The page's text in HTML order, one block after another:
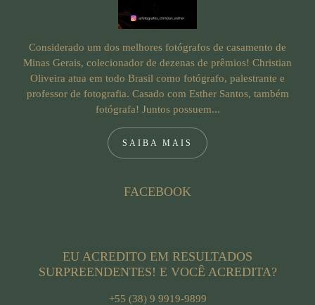
Considerado um dos melhores fotógrafos de casamento de
Minas Gerais, colecionador de dezenas de prêmios! Christian
Oliveira atua em todo Brasil como fotógrafo, palestrante e
professor de fotografia. Casado com Esther Santos, também
fotógrafa! Juntos possuem...
SAIBA MAIS
FACEBOOK
EU ACREDITO EM RESULTADOS
SURPREENDENTES! E VOCÊ ACREDITA?
+55 (38) 9 9919-9899